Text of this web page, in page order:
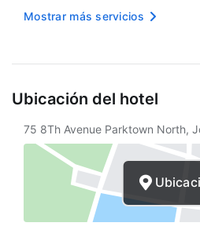
Hora de entrada
Traslados al aeropuerto
Servicios de lavandería
Vista al jardín
Terraza
Consigna
Mostrar más servicios
Ubicación del hotel
75 8Th Avenue Parktown North,